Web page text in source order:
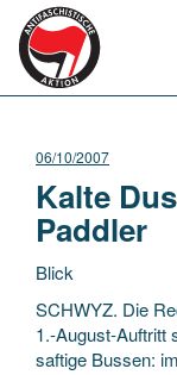
06/10/2007
Kalte
Paddler
Blick
SCHWYZ. Die
1.-August-Auftritt
saftige Bussen: